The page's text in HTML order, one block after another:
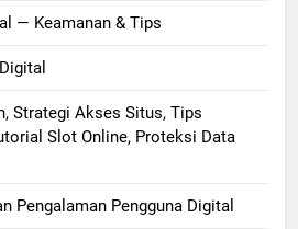
— Keamanan & Tips
Strategi Akses Situs, Tips
Slot Online, Proteksi Data
Pengalaman Pengguna Digital